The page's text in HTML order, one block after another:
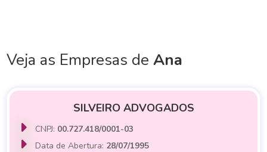
Veja as Empresas deAna
SILVEIRO ADVOGADOS
CNPJ: 00.727.418/0001-03
Data de Abertura: 28/07/1995